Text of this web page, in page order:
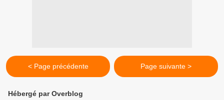
< Page précédente Page suivante >
Hébergé par Overblog